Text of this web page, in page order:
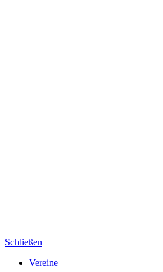
Schließen
Vereine